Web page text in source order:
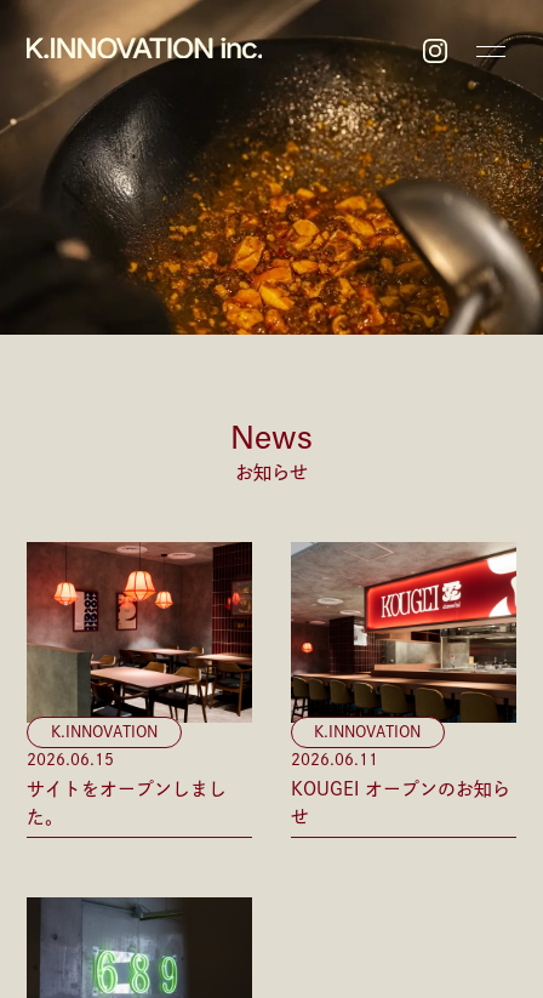
News
お知らせ
K.INNOVATION
2026.06.15
サイトをオープンしまし
た。
K.INNOVATION
2026.06.11
KOUGEI オープンのお知ら
せ